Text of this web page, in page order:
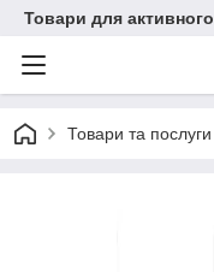
Товари для
Товари та послуги